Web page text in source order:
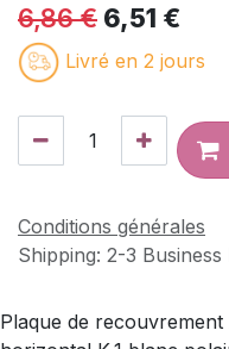
6,86€ 6,51 €
Livré en 2 jours
Conditions générales
Shipping: 2-3 Business
Plaque de